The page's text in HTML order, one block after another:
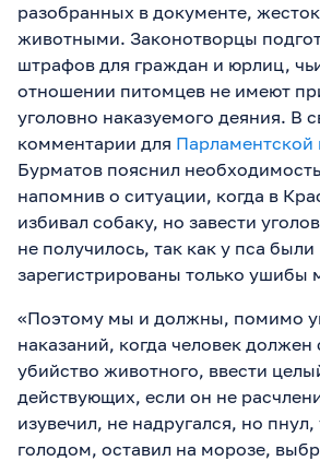
разобранных в документе,
животными. Законотворцы
штрафов для граждан и юрлиц,
отношении питомцев не имеют
уголовно наказуемого деяния. В
комментарии для Парламентской
Бурматов пояснил
напомнив о ситуации, когда в
избивал собаку, но завести
не получилось, так как у пса были
зарегистрированы только ушибы
«Поэтому мы и должны, помимо
наказаний, когда человек должен
убийство животного, ввести
действующих, если он не
изувечил, не надругался, но
голодом, оставил на морозе,